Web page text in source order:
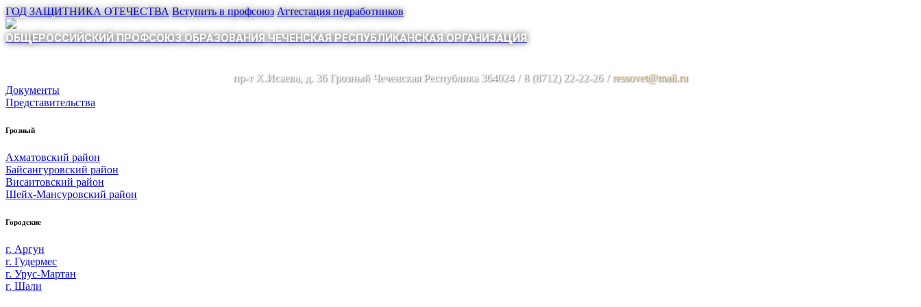
ГОД ЗАЩИТНИКА ОТЕЧЕСТВА Вступить в профсоюз Аттестация педработников
ОБЩЕРОССИЙСКИЙ ПРОФСОЮЗ ОБРАЗОВАНИЯ ЧЕЧЕНСКАЯ РЕСПУБЛИКАНСКАЯ ОРГАНИЗАЦИЯ
пр-т Х.Исаева, д. 36 Грозный Чеченская Республика 364024 / 8 (8712) 22-22-26 / ressovet@mail.ru
Документы
Представительства
Грозный
Ахматовский район
Байсангуровский район
Висаитовский район
Шейх-Мансуровский район
Городские
г. Аргун
г. Гудермес
г. Урус-Мартан
г. Шали